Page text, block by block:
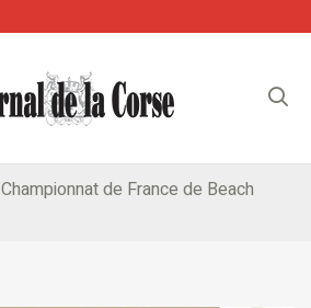
Championnat de France de Beach